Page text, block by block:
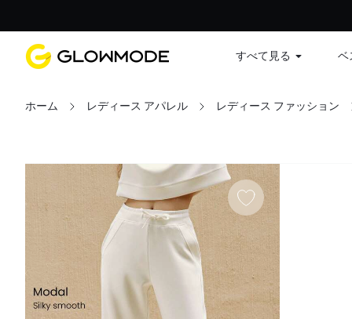
すべて見る ベ
ホーム レディース アパレル レディース ファッション
フィルター すべてクリア